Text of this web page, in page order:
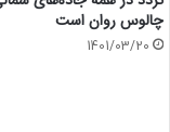
چالوس روان است
1401/03/20